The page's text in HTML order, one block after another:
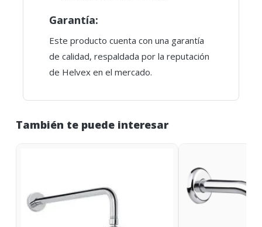
Garantía:
Este producto cuenta con una garantía
de calidad, respaldada por la reputación
de Helvex en el mercado.
También te puede interesar